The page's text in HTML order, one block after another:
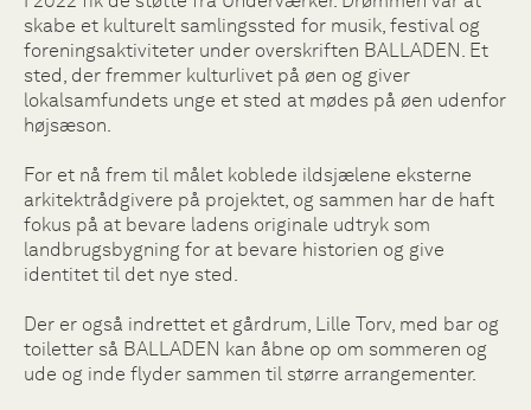
skabe et kulturelt samlingssted for musik, festival og
foreningsaktiviteter under overskriften BALLADEN. Et
sted, der fremmer kulturlivet på øen og giver
lokalsamfundets unge et sted at mødes på øen udenfor
højsæson.
For et nå frem til målet koblede ildsjælene eksterne
arkitektrådgivere på projektet, og sammen har de haft
fokus på at bevare ladens originale udtryk som
landbrugsbygning for at bevare historien og give
identitet til det nye sted.
Der er også indrettet et gårdrum, Lille Torv, med bar og
toiletter så BALLADEN kan åbne op om sommeren og
ude og inde flyder sammen til større arrangementer.